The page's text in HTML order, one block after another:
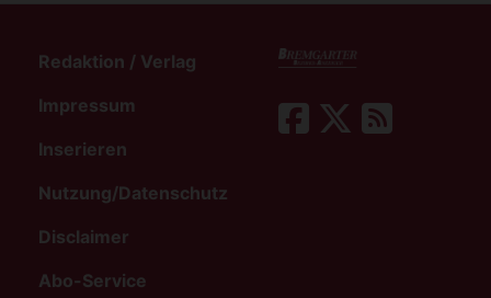
Redaktion / Verlag
Impressum
Inserieren
Nutzung/Datenschutz
Disclaimer
Abo-Service